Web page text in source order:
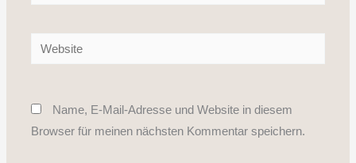
Mail-
Website
Name, E-Mail-Adresse und Website in diesem
Browser für meinen nächsten Kommentar speichern.